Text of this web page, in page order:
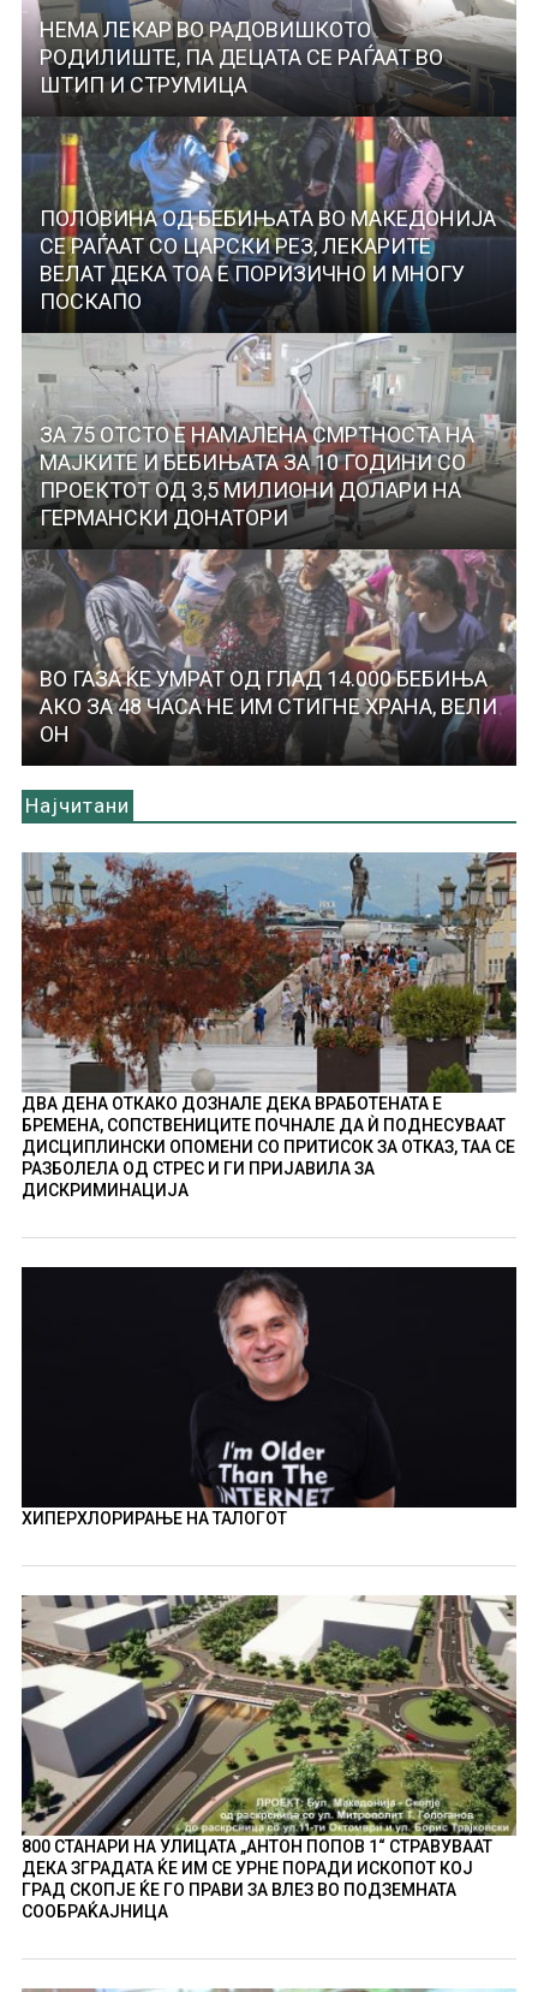
НЕМА ЛЕКАР ВО РАДОВИШКОТО
РОДИЛИШТЕ, ПА ДЕЦАТА СЕ РАЃААТ ВО
ШТИП И СТРУМИЦА
ПОЛОВИНА ОД БЕБИЊАТА ВО МАКЕДОНИЈА
СЕ РАЃААТ СО ЦАРСКИ РЕЗ, ЛЕКАРИТЕ
ВЕЛАТ ДЕКА ТОА Е ПОРИЗИЧНО И МНОГУ
ПОСКАПО
ЗА 75 ОТСТО Е НАМАЛЕНА СМРТНОСТА НА
МАЈКИТЕ И БЕБИЊАТА ЗА 10 ГОДИНИ СО
ПРОЕКТОТ ОД 3,5 МИЛИОНИ ДОЛАРИ НА
ГЕРМАНСКИ ДОНАТОРИ
ВО ГАЗА ЌЕ УМРАТ ОД ГЛАД 14.000 БЕБИЊА
АКО ЗА 48 ЧАСА НЕ ИМ СТИГНЕ ХРАНА, ВЕЛИ
ОН
Најчитани
ДВА ДЕНА ОТКАКО ДОЗНАЛЕ ДЕКА ВРАБОТЕНАТА Е
БРЕМЕНА, СОПСТВЕНИЦИТЕ ПОЧНАЛЕ ДА Ѝ ПОДНЕСУВААТ
ДИСЦИПЛИНСКИ ОПОМЕНИ СО ПРИТИСОК ЗА ОТКАЗ, ТАА СЕ
РАЗБОЛЕЛА ОД СТРЕС И ГИ ПРИЈАВИЛА ЗА
ДИСКРИМИНАЦИЈА
ХИПЕРХЛОРИРАЊЕ НА ТАЛОГОТ
800 СТАНАРИ НА УЛИЦАТА „АНТОН ПОПОВ 1“ СТРАВУВААТ
ДЕКА ЗГРАДАТА ЌЕ ИМ СЕ УРНЕ ПОРАДИ ИСКОПОТ КОЈ
ГРАД СКОПЈЕ ЌЕ ГО ПРАВИ ЗА ВЛЕЗ ВО ПОДЗЕМНАТА
СООБРАЌАЈНИЦА